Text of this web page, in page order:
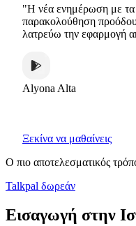
"Η νέα ενημέρωση με τα
παρακολούθηση προόδου
λατρεύω την εφαρμογή
Alyona Alta
Ξεκίνα να μαθαίνεις
Ο πιο αποτελεσματικός
Talkpal δωρεάν
Εισαγωγή στην